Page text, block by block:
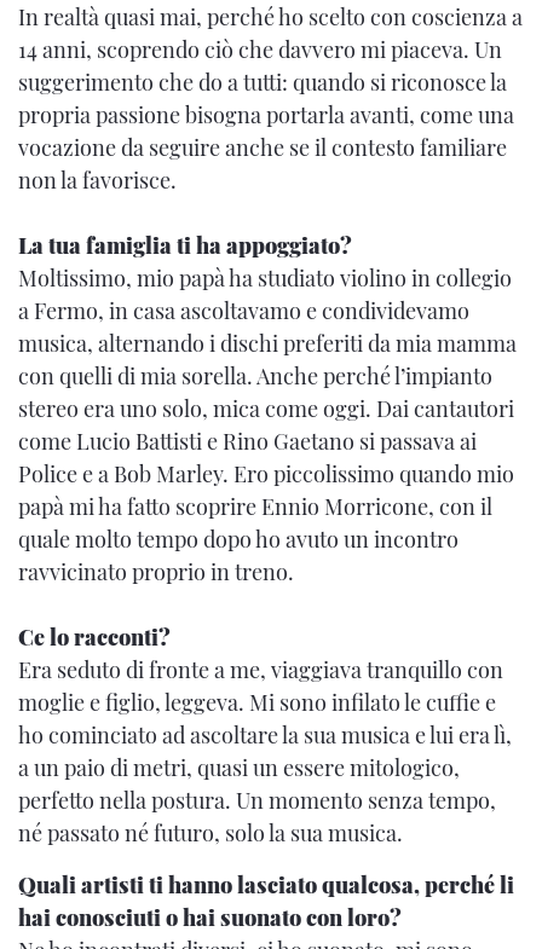
In realtà quasi mai, perché ho scelto con coscienza a
14 anni, scoprendo ciò che davvero mi piaceva. Un
suggerimento che do a tutti: quando si riconosce la
propria passione bisogna portarla avanti, come una
vocazione da seguire anche se il contesto familiare
non la favorisce.
La tua famiglia ti ha appoggiato?
Moltissimo, mio papà ha studiato violino in collegio
a Fermo, in casa ascoltavamo e condividevamo
musica, alternando i dischi preferiti da mia mamma
con quelli di mia sorella. Anche perché l’impianto
stereo era uno solo, mica come oggi. Dai cantautori
come Lucio Battisti e Rino Gaetano si passava ai
Police e a Bob Marley. Ero piccolissimo quando mio
papà mi ha fatto scoprire Ennio Morricone, con il
quale molto tempo dopo ho avuto un incontro
ravvicinato proprio in treno.
Ce lo racconti?
Era seduto di fronte a me, viaggiava tranquillo con
moglie e figlio, leggeva. Mi sono infilato le cuffie e
ho cominciato ad ascoltare la sua musica e lui era lì,
a un paio di metri, quasi un essere mitologico,
perfetto nella postura. Un momento senza tempo,
né passato né futuro, solo la sua musica.
Quali artisti ti hanno lasciato qualcosa, perché li
hai conosciuti o hai suonato con loro?